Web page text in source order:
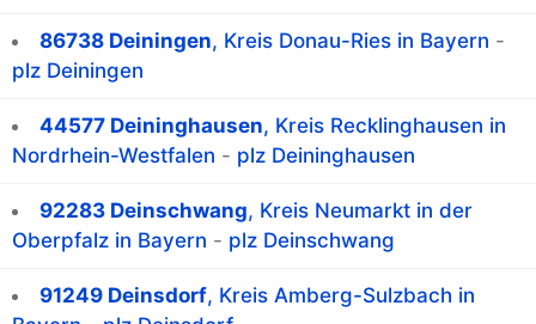
86738 Deiningen, Kreis Donau-Ries in Bayern -
plz Deiningen
44577 Deininghausen, Kreis Recklinghausen in
Nordrhein-Westfalen - plz Deininghausen
92283 Deinschwang, Kreis Neumarkt in der
Oberpfalz in Bayern - plz Deinschwang
91249 Deinsdorf, Kreis Amberg-Sulzbach in